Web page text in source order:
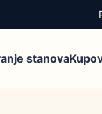
stanova